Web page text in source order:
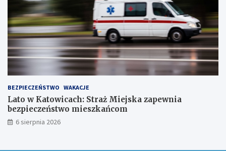
BEZPIECZEŃSTWO WAKACJE
Lato w Katowicach: Straż Miejska zapewnia
bezpieczeństwo mieszkańcom
6 sierpnia 2026